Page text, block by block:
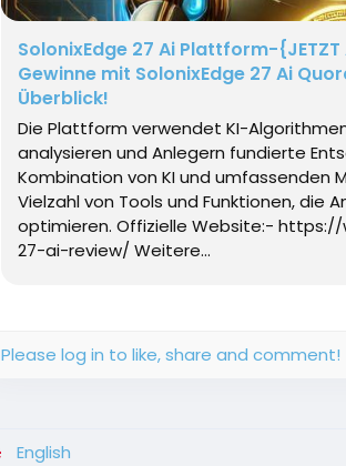
SolonixEdge 27 Ai Plattform-{JETZT
Gewinne mit SolonixEdge 27 Ai
Überblick!
Die Plattform verwendet KI-
analysieren und Anlegern fundierte
Kombination von KI und
Vielzahl von Tools und Funktionen, die
optimieren. Offizielle Website:-
27-ai-review/ Weitere...
Please log in to like, share and comment!
English